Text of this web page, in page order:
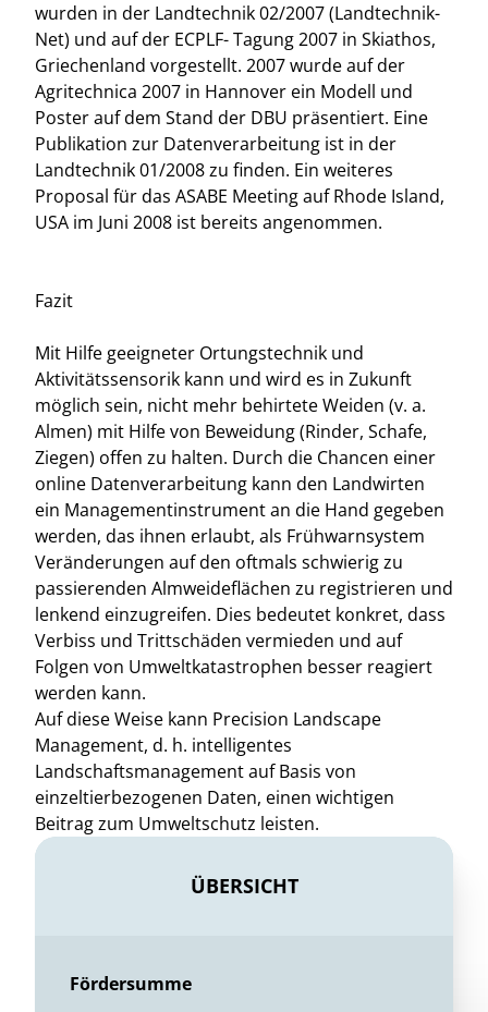
wurden in der Landtechnik 02/2007 (Landtechnik-
Net) und auf der ECPLF- Tagung 2007 in Skiathos,
Griechenland vorgestellt. 2007 wurde auf der
Agritechnica 2007 in Hannover ein Modell und
Poster auf dem Stand der DBU präsentiert. Eine
Publikation zur Datenverarbeitung ist in der
Landtechnik 01/2008 zu finden. Ein weiteres
Proposal für das ASABE Meeting auf Rhode Island,
USA im Juni 2008 ist bereits angenommen.
Fazit
Mit Hilfe geeigneter Ortungstechnik und
Aktivitätssensorik kann und wird es in Zukunft
möglich sein, nicht mehr behirtete Weiden (v. a.
Almen) mit Hilfe von Beweidung (Rinder, Schafe,
Ziegen) offen zu halten. Durch die Chancen einer
online Datenverarbeitung kann den Landwirten
ein Managementinstrument an die Hand gegeben
werden, das ihnen erlaubt, als Frühwarnsystem
Veränderungen auf den oftmals schwierig zu
passierenden Almweideflächen zu registrieren und
lenkend einzugreifen. Dies bedeutet konkret, dass
Verbiss und Trittschäden vermieden und auf
Folgen von Umweltkatastrophen besser reagiert
werden kann.
Auf diese Weise kann Precision Landscape
Management, d. h. intelligentes
Landschaftsmanagement auf Basis von
einzeltierbezogenen Daten, einen wichtigen
Beitrag zum Umweltschutz leisten.
ÜBERSICHT
Fördersumme